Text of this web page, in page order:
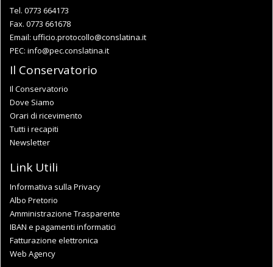
Tel. 0773 664173
Fax. 0773 661678
Email: ufficio.protocollo@conslatina.it
PEC: info@pec.conslatina.it
Il Conservatorio
Il Conservatorio
Dove Siamo
Orari di ricevimento
Tutti i recapiti
Newsletter
Link Utili
Informativa sulla Privacy
Albo Pretorio
Amministrazione Trasparente
IBAN e pagamenti informatici
Fatturazione elettronica
Web Agency